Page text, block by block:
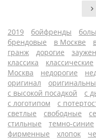
2019 бойфренды
брендовые
в Москве
гранж
дорогие
классика
классические
Москва
недорогие
оригинал
с высокой посадкой
с
с логотипом
с
светлые
свободные
стильные
темно-синие
фирменные
хлопок